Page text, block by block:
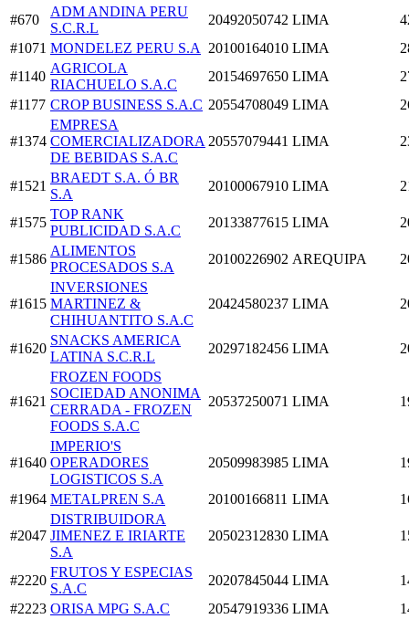
#670
ADM ANDINA PERU
S.C.R.L
20492050742 LIMA
#1071 MONDELEZ PERU S.A 20100164010 LIMA
#1140
AGRICOLA
RIACHUELO S.A.C
20154697650 LIMA
#1177 CROP BUSINESS S.A.C 20554708049 LIMA
#1374
EMPRESA
COMERCIALIZADORA
DE BEBIDAS S.A.C
20557079441 LIMA
#1521
BRAEDT S.A. Ó BR
S.A
20100067910 LIMA
#1575
TOP RANK
PUBLICIDAD S.A.C
20133877615 LIMA
#1586
ALIMENTOS
PROCESADOS S.A
20100226902 AREQUIPA
#1615
INVERSIONES
MARTINEZ &
CHIHUANTITO S.A.C
20424580237 LIMA
#1620
SNACKS AMERICA
LATINA S.C.R.L
20297182456 LIMA
#1621
FROZEN FOODS
SOCIEDAD ANONIMA
CERRADA - FROZEN
FOODS S.A.C
20537250071 LIMA
#1640
IMPERIO'S
OPERADORES
LOGISTICOS S.A
20509983985 LIMA
#1964 METALPREN S.A 20100166811 LIMA
#2047
DISTRIBUIDORA
JIMENEZ E IRIARTE
S.A
20502312830 LIMA
#2220
FRUTOS Y ESPECIAS
S.A.C
20207845044 LIMA
#2223 ORISA MPG S.A.C 20547919336 LIMA